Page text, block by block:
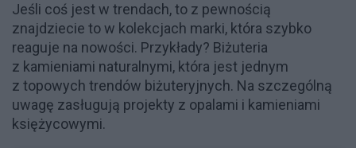
Jeśli coś jest w trendach, to z pewnością
znajdziecie to w kolekcjach marki, która szybko
reaguje na nowości. Przykłady? Biżuteria
z kamieniami naturalnymi, która jest jednym
z topowych trendów biżuteryjnych. Na szczególną
uwagę zasługują projekty z opalami i kamieniami
księżycowymi.